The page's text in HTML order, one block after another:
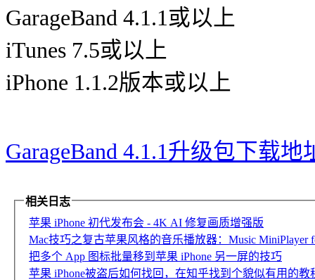
GarageBand 4.1.1或以上
iTunes 7.5或以上
iPhone 1.1.2版本或以上
GarageBand 4.1.1升级包下载地
相关日志
苹果 iPhone 初代发布会 - 4K AI 修复画质增强版
Mac技巧之复古苹果风格的音乐播放器：Music MiniPlayer
把多个 App 图标批量移到苹果 iPhone 另一屏的技巧
苹果 iPhone被盗后如何找回，在知乎找到个貌似有用的教